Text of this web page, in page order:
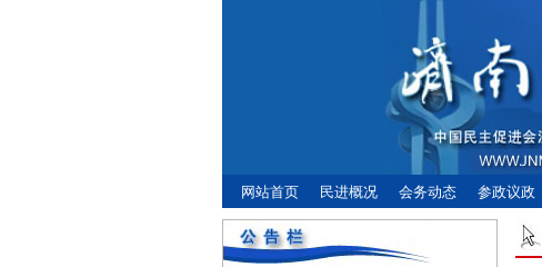
网站首页 民进概况 会务动态 参政议政
会部门预算公开2026-03-03